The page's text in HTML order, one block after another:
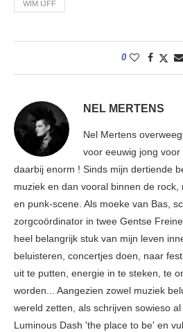
WIM IJFF
0
NEL MERTENS
Nel Mertens
voor eeuwig jong
daarbij enorm ! Sinds mijn dertiende
muziek en dan vooral binnen de
en punk-scene. Als moeke van Bas,
zorgcoördinator in twee Gentse
heel belangrijk stuk van mijn leven
beluisteren, concertjes doen, naar
uit te putten, energie in te steken, te
worden... Aangezien zowel muziek
wereld zetten, als schrijven sowieso
Luminous Dash 'the place to be' en